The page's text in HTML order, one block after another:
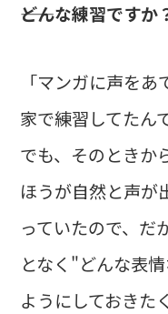
――どんな練習ですか
「マンガに声を
家で練習してたん
でも、そのときか
ほうが自然と声が
っていたので、だ
となく"どんな表
ようにしておきた